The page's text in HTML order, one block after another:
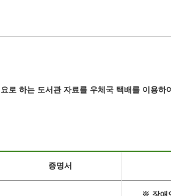
로 하는 도서관 자료를 우체국 택배를 이용하
증명서